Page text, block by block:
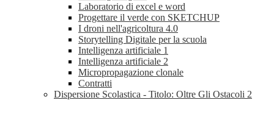
Laboratorio di excel e word
Progettare il verde con SKETCHUP
I droni nell'agricoltura 4.0
Storytelling Digitale per la scuola
Intelligenza artificiale 1
Intelligenza artificiale 2
Micropropagazione clonale
Contratti
Dispersione Scolastica - Titolo: Oltre Gli Ostacoli 2